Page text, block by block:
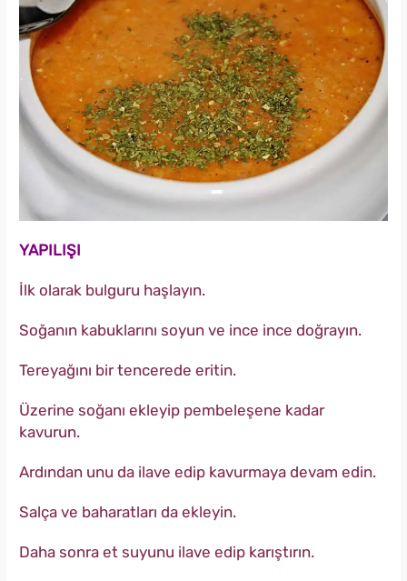
YAPILIŞI
İlk olarak bulguru haşlayın.
Soğanın kabuklarını soyun ve ince ince doğrayın.
Tereyağını bir tencerede eritin.
Üzerine soğanı ekleyip pembeleşene kadar
kavurun.
Ardından unu da ilave edip kavurmaya devam edin.
Salça ve baharatları da ekleyin.
Daha sonra et suyunu ilave edip karıştırın.